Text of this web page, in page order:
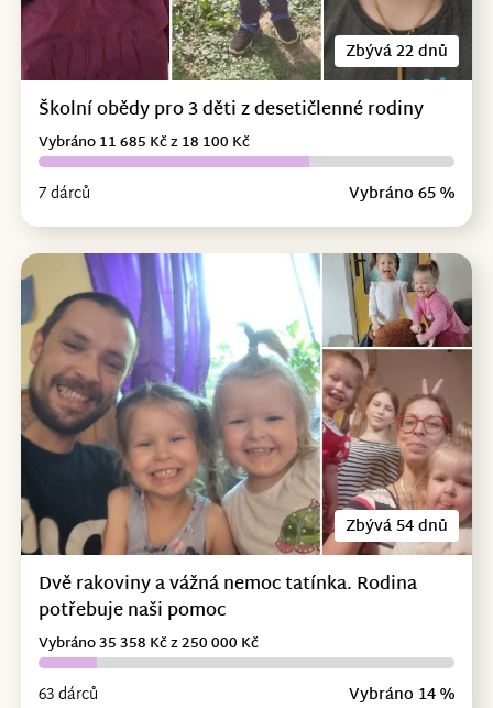
Zbývá 22 dnů
Školní obědy pro 3 děti z desetičlenné rodiny
7 dárců Vybráno 65 %
Vybráno 11 685 Kč z 18 100 Kč
Zbývá 54 dnů
Dvě rakoviny a vážná nemoc tatínka. Rodina
potřebuje naši pomoc
63 dárců Vybráno 14 %
Vybráno 35 358 Kč z 250 000 Kč